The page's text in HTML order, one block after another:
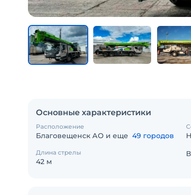
Основные характеристики
Расположение
Благовещенск АО и еще 49 городов
Длина стрелы
42 м